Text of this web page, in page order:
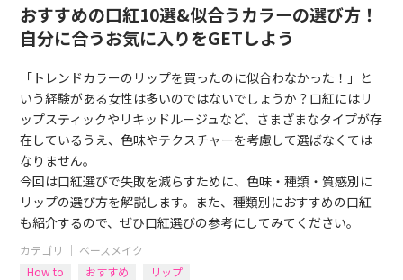
おすすめの口紅10選&似合うカラーの選び方！
自分に合うお気に入りをGETしよう
「トレンドカラーのリップを買ったのに似合わなかった！」と
いう経験がある女性は多いのではないでしょうか？口紅にはリ
ップスティックやリキッドルージュなど、さまざまなタイプが存
在しているうえ、色味やテクスチャーを考慮して選ばなくては
なりません。
今回は口紅選びで失敗を減らすために、色味・種類・質感別に
リップの選び方を解説します。また、種類別におすすめの口紅
も紹介するので、ぜひ口紅選びの参考にしてみてください。
カテゴリ ｜ ベースメイク
How to
おすすめ リップ